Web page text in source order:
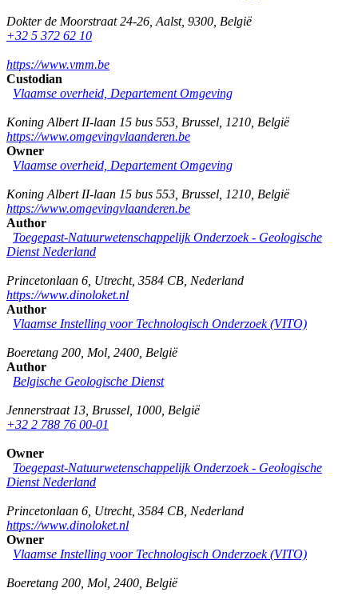
Dokter de Moorstraat 24-26 Aalst, 9300 België
+32 5 372 62 10
https://www.vmm.be
Custodian
Vlaamse overheid, Departement Omgeving
Koning Albert II-laan 15 bus 553 Brussel 1210 België
https://www.omgevingvlaanderen.be
Owner
Vlaamse overheid, Departement Omgeving
Koning Albert II-laan 15 bus 553 Brussel 1210 België
https://www.omgevingvlaanderen.be
Author
Toegepast-Natuurwetenschappelijk Onderzoek - Geologische
Dienst Nederland
Princetonlaan 6 Utrecht, 3584 CB Nederland
https://www.dinoloket.nl
Author
Vlaamse Instelling voor Technologisch Onderzoek (VITO)
Boeretang 200 Mol 2400 België
Author
Belgische Geologische Dienst
Jennerstraat 13 Brussel 1000 België
+32 2 788 76 00-01
Owner
Toegepast-Natuurwetenschappelijk Onderzoek - Geologische
Dienst Nederland
Princetonlaan 6 Utrecht, 3584 CB Nederland
https://www.dinoloket.nl
Owner
Vlaamse Instelling voor Technologisch Onderzoek (VITO)
Boeretang 200 Mol 2400 België